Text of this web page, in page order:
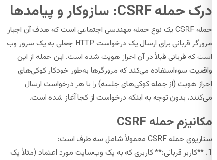
درک حمله CSRF: سازوکار و پیامدها
حمله CSRF یک نوع حمله مهندسی اجتماعی است که هدف آن اجبار
مرورگر قربانی برای ارسال یک درخواست HTTP جعلی به یک سرور وب
است که قربانی قبلاً در آن احراز هویت شده است. این حمله از این
واقعیت سوءاستفاده می‌کند که مرورگرها به‌طور خودکار کوکی‌های
احراز هویت (از جمله کوکی‌های جلسه) را با هر درخواست ارسال
می‌کنند، بدون توجه به اینکه درخواست از کجا آغاز شده است.
مکانیزم حمله CSRF
سناریوی حمله CSRF معمولاً شامل سه طرف است:
1. **کاربر قربانی:** کاربری که به یک وب‌سایت مورد اعتماد (مثلاً یک